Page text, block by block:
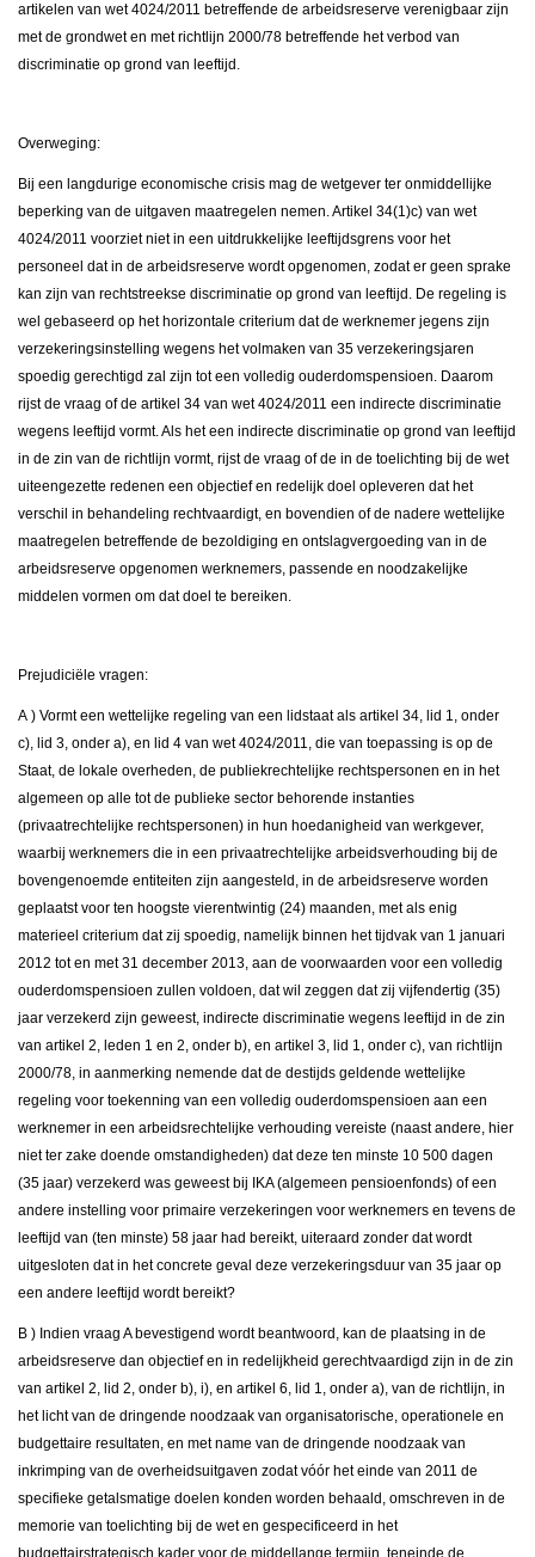
artikelen van wet 4024/2011 betreffende de arbeidsreserve verenigbaar zijn
met de grondwet en met richtlijn 2000/78 betreffende het verbod van
discriminatie op grond van leeftijd.
Overweging:
Bij een langdurige economische crisis mag de wetgever ter onmiddellijke
beperking van de uitgaven maatregelen nemen. Artikel 34(1)c) van wet
4024/2011 voorziet niet in een uitdrukkelijke leeftijdsgrens voor het
personeel dat in de arbeidsreserve wordt opgenomen, zodat er geen sprake
kan zijn van rechtstreekse discriminatie op grond van leeftijd. De regeling is
wel gebaseerd op het horizontale criterium dat de werknemer jegens zijn
verzekeringsinstelling wegens het volmaken van 35 verzekeringsjaren
spoedig gerechtigd zal zijn tot een volledig ouderdomspensioen. Daarom
rijst de vraag of de artikel 34 van wet 4024/2011 een indirecte discriminatie
wegens leeftijd vormt. Als het een indirecte discriminatie op grond van leeftijd
in de zin van de richtlijn vormt, rijst de vraag of de in de toelichting bij de wet
uiteengezette redenen een objectief en redelijk doel opleveren dat het
verschil in behandeling rechtvaardigt, en bovendien of de nadere wettelijke
maatregelen betreffende de bezoldiging en ontslagvergoeding van in de
arbeidsreserve opgenomen werknemers, passende en noodzakelijke
middelen vormen om dat doel te bereiken.
Prejudiciële vragen:
Α ) Vormt een wettelijke regeling van een lidstaat als artikel 34, lid 1, onder
c), lid 3, onder a), en lid 4 van wet 4024/2011, die van toepassing is op de
Staat, de lokale overheden, de publiekrechtelijke rechtspersonen en in het
algemeen op alle tot de publieke sector behorende instanties
(privaatrechtelijke rechtspersonen) in hun hoedanigheid van werkgever,
waarbij werknemers die in een privaatrechtelijke arbeidsverhouding bij de
bovengenoemde entiteiten zijn aangesteld, in de arbeidsreserve worden
geplaatst voor ten hoogste vierentwintig (24) maanden, met als enig
materieel criterium dat zij spoedig, namelijk binnen het tijdvak van 1 januari
2012 tot en met 31 december 2013, aan de voorwaarden voor een volledig
ouderdomspensioen zullen voldoen, dat wil zeggen dat zij vijfendertig (35)
jaar verzekerd zijn geweest, indirecte discriminatie wegens leeftijd in de zin
van artikel 2, leden 1 en 2, onder b), en artikel 3, lid 1, onder c), van richtlijn
2000/78, in aanmerking nemende dat de destijds geldende wettelijke
regeling voor toekenning van een volledig ouderdomspensioen aan een
werknemer in een arbeidsrechtelijke verhouding vereiste (naast andere, hier
niet ter zake doende omstandigheden) dat deze ten minste 10 500 dagen
(35 jaar) verzekerd was geweest bij IKA (algemeen pensioenfonds) of een
andere instelling voor primaire verzekeringen voor werknemers en tevens de
leeftijd van (ten minste) 58 jaar had bereikt, uiteraard zonder dat wordt
uitgesloten dat in het concrete geval deze verzekeringsduur van 35 jaar op
een andere leeftijd wordt bereikt?
Β ) Indien vraag A bevestigend wordt beantwoord, kan de plaatsing in de
arbeidsreserve dan objectief en in redelijkheid gerechtvaardigd zijn in de zin
van artikel 2, lid 2, onder b), i), en artikel 6, lid 1, onder a), van de richtlijn, in
het licht van de dringende noodzaak van organisatorische, operationele en
budgettaire resultaten, en met name van de dringende noodzaak van
inkrimping van de overheidsuitgaven zodat vóór het einde van 2011 de
specifieke getalsmatige doelen konden worden behaald, omschreven in de
memorie van toelichting bij de wet en gespecificeerd in het
budgettairstrategisch kader voor de middellange termijn, teneinde de